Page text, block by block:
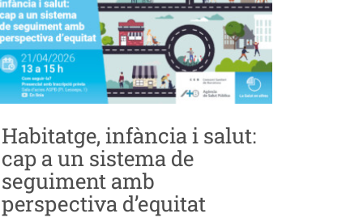
Habitatge, infància i salut:
cap a un sistema de
seguiment amb
perspectiva d’equitat